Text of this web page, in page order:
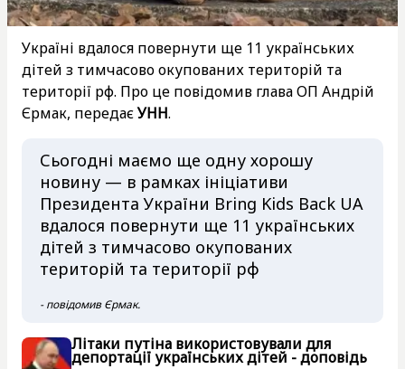
Україні вдалося повернути ще 11 українських
дітей з тимчасово окупованих територій та
території рф. Про це повідомив глава ОП Андрій
Єрмак, передаєУНН.
Сьогодні маємо ще одну хорошу
новину — в рамках ініціативи
Президента України Bring Kids Back UA
вдалося повернути ще 11 українських
дітей з тимчасово окупованих
територій та території рф
- повідомив Єрмак.
Літаки путіна використовували для
депортації українських дітей - доповідь